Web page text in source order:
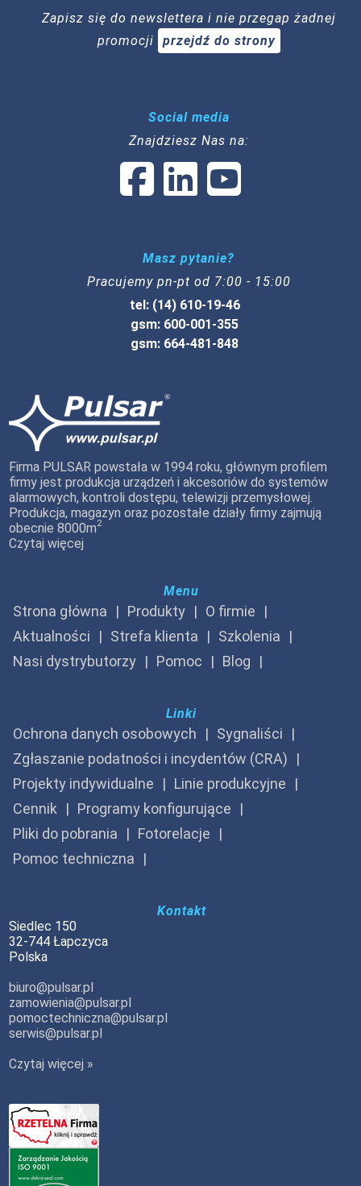
Zapisz się do newslettera i nie przegap żadnej
promocji
przejdź do strony
Social media
Znajdziesz Nas na:
Masz pytanie?
Pracujemy pn-pt od 7:00 - 15:00
tel: (14) 610-19-46
gsm: 600-001-355
gsm: 664-481-848
Firma PULSAR powstała w 1994 roku, głównym profilem
firmy jest produkcja urządzeń i akcesoriów do systemów
alarmowych, kontroli dostępu, telewizji przemysłowej.
Produkcja, magazyn oraz pozostałe działy firmy zajmują
obecnie 8000m2
Czytaj więcej
Menu
Strona główna Produkty
O firmie
Aktualności
Strefa klienta
Szkolenia
Nasi dystrybutorzy
Pomoc Blog
Linki
Ochrona danych osobowych
Sygnaliści
Zgłaszanie podatności i incydentów (CRA)
Projekty indywidualne
Linie produkcyjne
Cennik
Programy konfigurujące
Pliki do pobrania
Fotorelacje
Pomoc techniczna
Kontakt
Siedlec 150
32-744 Łapczyca
Polska
biuro@pulsar.pl
zamowienia@pulsar.pl
pomoctechniczna@pulsar.pl
serwis@pulsar.pl
Czytaj więcej »